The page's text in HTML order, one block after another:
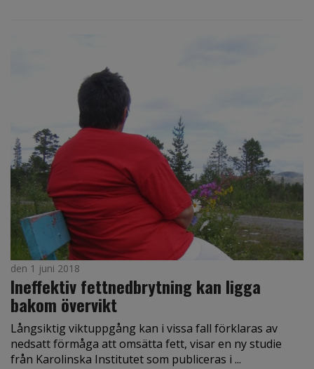
den 1 juni 2018
Ineffektiv fettnedbrytning kan ligga
bakom övervikt
Långsiktig viktuppgång kan i vissa fall förklaras av
nedsatt förmåga att omsätta fett, visar en ny studie
från Karolinska Institutet som publiceras i ...